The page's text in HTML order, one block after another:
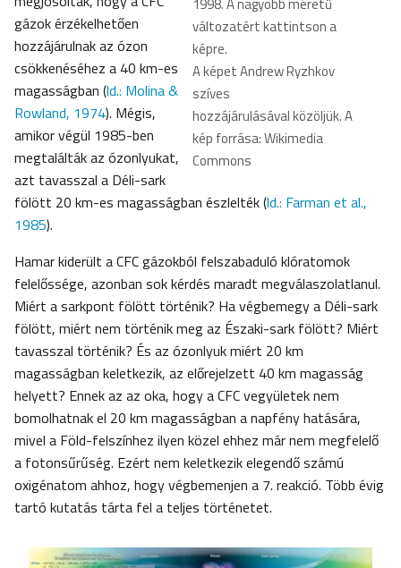
1998. A nagyobb méretű
változatért kattintson a
képre.
A képet Andrew Ryzhkov
szíves
hozzájárulásával közöljük. A
kép forrása: Wikimedia
Commons
gázok érzékelhetően
hozzájárulnak az ózon
csökkenéséhez a 40 km-es
magasságban (ld.: Molina &
Rowland, 1974). Mégis,
amikor végül 1985-ben
megtalálták az ózonlyukat,
azt tavasszal a Déli-sark
fölött 20 km-es magasságban észlelték (ld.: Farman et al.,
1985).
Hamar kiderült a CFC gázokból felszabaduló klóratomok
felelőssége, azonban sok kérdés maradt megválaszolatlanul.
Miért a sarkpont fölött történik? Ha végbemegy a Déli-sark
fölött, miért nem történik meg az Északi-sark fölött? Miért
tavasszal történik? És az ózonlyuk miért 20 km
magasságban keletkezik, az előrejelzett 40 km magasság
helyett? Ennek az az oka, hogy a CFC vegyületek nem
bomolhatnak el 20 km magasságban a napfény hatására,
mivel a Föld-felszínhez ilyen közel ehhez már nem megfelelő
a fotonsűrűség. Ezért nem keletkezik elegendő számú
oxigénatom ahhoz, hogy végbemenjen a 7. reakció. Több évig
tartó kutatás tárta fel a teljes történetet.